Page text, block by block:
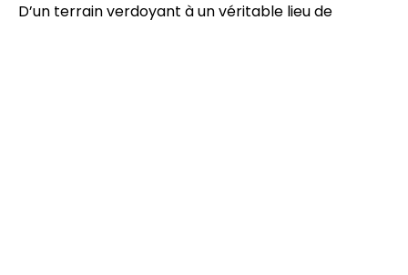
D’un terrain verdoyant à un véritable lieu de